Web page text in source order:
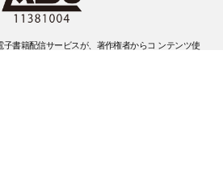
書籍配信サービスが、著作権者からコ ンテンツ使